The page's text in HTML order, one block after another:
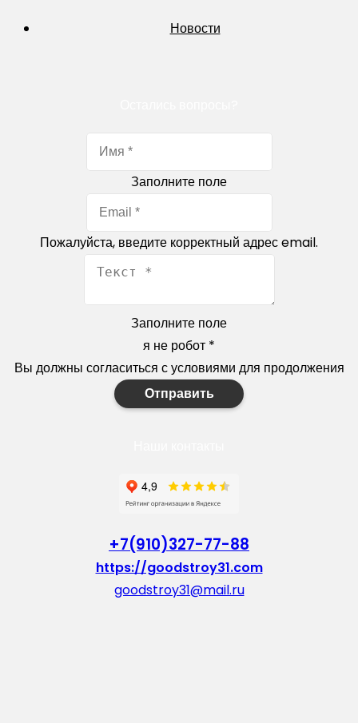
Новости
Заполните поле
Пожалуйста, введите корректный адрес email.
Заполните поле
я не робот *
Вы должны согласиться с условиями для продолжения
Отправить
+7(910)327-77-88
https://goodstroy31.com
goodstroy31@mail.ru